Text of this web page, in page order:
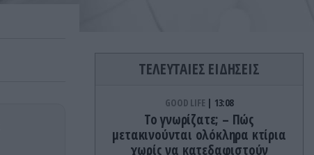
ΤΕΛΕΥΤΑΙΕΣ ΕΙΔΗΣΕΙΣ
GOOD LIFE 13:08
Το γνωρίζατε; – Πώς
μετακινούνται ολόκληρα κτίρια
χωρίς να κατεδαφιστούν